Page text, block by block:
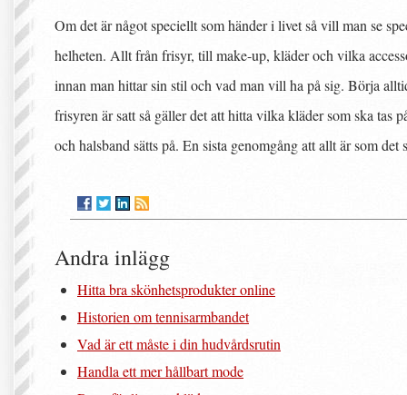
Om det är något speciellt som händer i livet så vill man se
helheten. Allt från frisyr, till make-up, kläder och vilka
innan man hittar sin stil och vad man vill ha på sig. Börja
frisyren är satt så gäller det att hitta vilka kläder som ska tas
och halsband sätts på. En sista genomgång att allt är som
Andra inlägg
Hitta bra skönhetsprodukter online
Historien om tennisarmbandet
Vad är ett måste i din hudvårdsrutin
Handla ett mer hållbart mode